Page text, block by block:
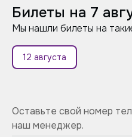
Билеты на 7
Мы нашли билеты на
12 августа
Оставьте свой номер
наш менеджер.